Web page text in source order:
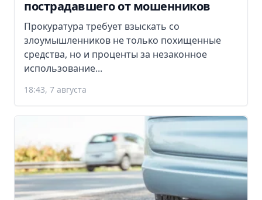
пострадавшего от мошенников
Прокуратура требует взыскать со
злоумышленников не только похищенные
средства, но и проценты за незаконное
использование...
18:43, 7 августа